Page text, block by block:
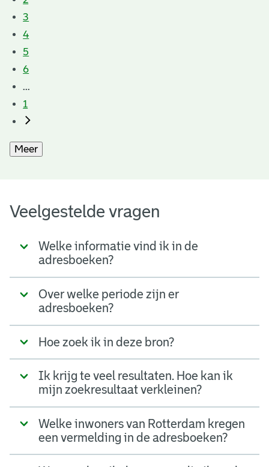
3
4
5
6
...
1
Meer
Veelgestelde vragen
Welke informatie vind ik in de
adresboeken?
Over welke periode zijn er
adresboeken?
Hoe zoek ik in deze bron?
Ik krijg te veel resultaten. Hoe kan ik
mijn zoekresultaat verkleinen?
Welke inwoners van Rotterdam kregen
een vermelding in de adresboeken?